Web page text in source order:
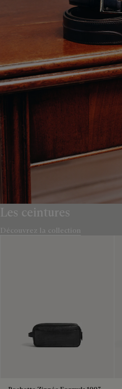
Les ceintures
Découvrez la collection